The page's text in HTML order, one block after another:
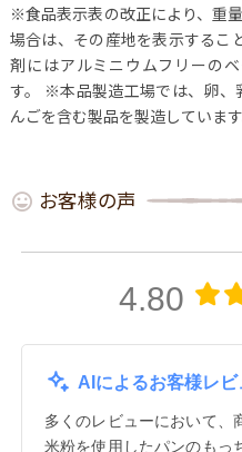
※食品表示表の改正により、重
場合は、その産地を表示するこ
剤にはアルミニウムフリーの
す。
※本品製造工場では、卵、
んごを含む製品を製造しています
お客様の声
4.80
AIによるお客様レ
多くのレビューにおいて、
米粉を使用したパンのもっ